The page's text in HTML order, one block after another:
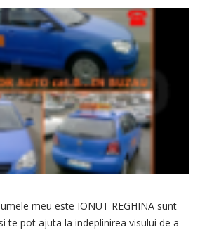
meu este IONUT REGHINA sunt
te pot ajuta la indeplinirea visului de a